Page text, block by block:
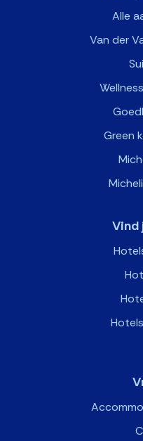
Alle
Van der
Green
Vind